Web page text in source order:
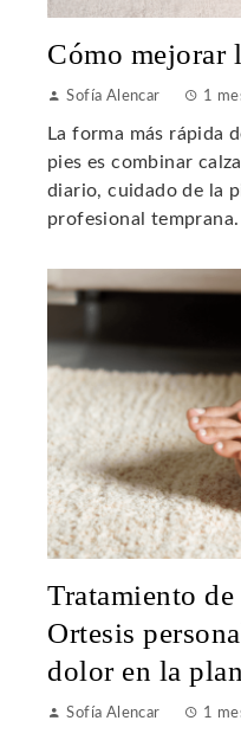
Cómo mejorar
Sofía Alencar 1
La forma más rápida
pies es combinar
diario, cuidado de la
profesional
Tratamiento
Ortesis
dolor en la
Sofía Alencar 1